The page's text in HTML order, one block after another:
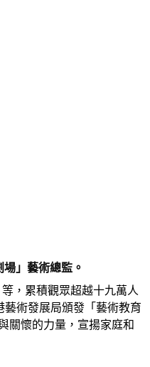
」藝術總監。
，累積觀眾超越十九萬人
藝術發展局頒發「藝術教育
關懷的力量，宣揚家庭和